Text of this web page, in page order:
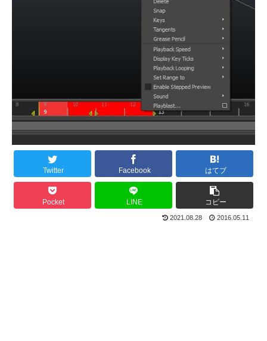
Twitter Facebook はてブ
Pocket LINE コピー
2021.08.28 2016.05.11